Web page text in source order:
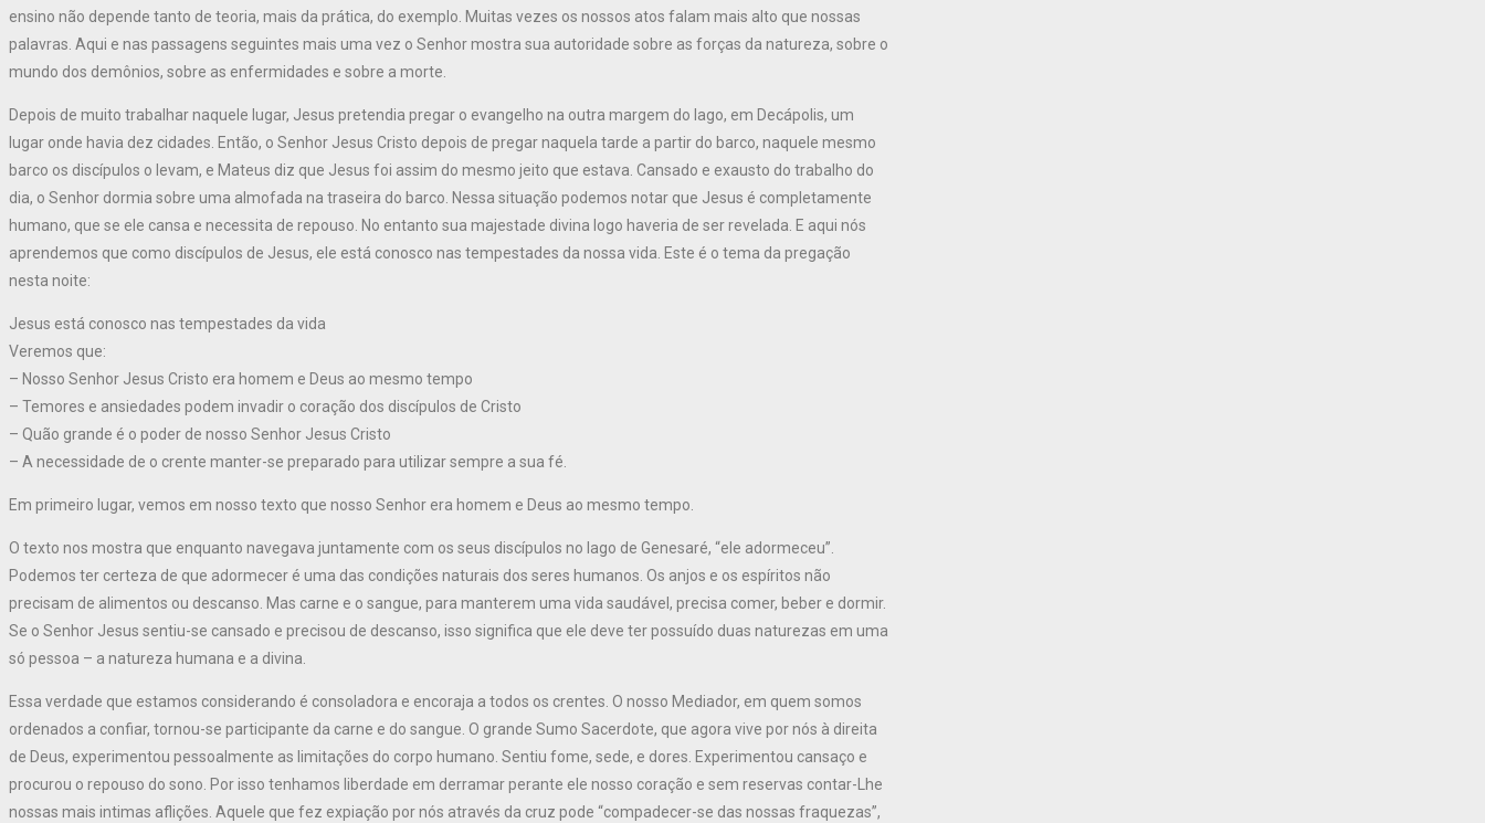
ensino não depende tanto de teoria, mais da prática, do exemplo. Muitas vezes os nossos atos falam mais alto que nossas
palavras. Aqui e nas passagens seguintes mais uma vez o Senhor mostra sua autoridade sobre as forças da natureza, sobre o
mundo dos demônios, sobre as enfermidades e sobre a morte.
Depois de muito trabalhar naquele lugar, Jesus pretendia pregar o evangelho na outra margem do lago, em Decápolis, um
lugar onde havia dez cidades. Então, o Senhor Jesus Cristo depois de pregar naquela tarde a partir do barco, naquele mesmo
barco os discípulos o levam, e Mateus diz que Jesus foi assim do mesmo jeito que estava. Cansado e exausto do trabalho do
dia, o Senhor dormia sobre uma almofada na traseira do barco. Nessa situação podemos notar que Jesus é completamente
humano, que se ele cansa e necessita de repouso. No entanto sua majestade divina logo haveria de ser revelada. E aqui nós
aprendemos que como discípulos de Jesus, ele está conosco nas tempestades da nossa vida. Este é o tema da pregação
nesta noite:
Jesus está conosco nas tempestades da vida
Veremos que:
– Nosso Senhor Jesus Cristo era homem e Deus ao mesmo tempo
– Temores e ansiedades podem invadir o coração dos discípulos de Cristo
– Quão grande é o poder de nosso Senhor Jesus Cristo
– A necessidade de o crente manter-se preparado para utilizar sempre a sua fé.
Em primeiro lugar, vemos em nosso texto que nosso Senhor era homem e Deus ao mesmo tempo.
O texto nos mostra que enquanto navegava juntamente com os seus discípulos no lago de Genesaré, “ele adormeceu”.
Podemos ter certeza de que adormecer é uma das condições naturais dos seres humanos. Os anjos e os espíritos não
precisam de alimentos ou descanso. Mas carne e o sangue, para manterem uma vida saudável, precisa comer, beber e dormir.
Se o Senhor Jesus sentiu-se cansado e precisou de descanso, isso significa que ele deve ter possuído duas naturezas em uma
só pessoa – a natureza humana e a divina.
Essa verdade que estamos considerando é consoladora e encoraja a todos os crentes. O nosso Mediador, em quem somos
ordenados a confiar, tornou-se participante da carne e do sangue. O grande Sumo Sacerdote, que agora vive por nós à direita
de Deus, experimentou pessoalmente as limitações do corpo humano. Sentiu fome, sede, e dores. Experimentou cansaço e
procurou o repouso do sono. Por isso tenhamos liberdade em derramar perante ele nosso coração e sem reservas contar-Lhe
nossas mais intimas aflições. Aquele que fez expiação por nós através da cruz pode “compadecer-se das nossas fraquezas”,